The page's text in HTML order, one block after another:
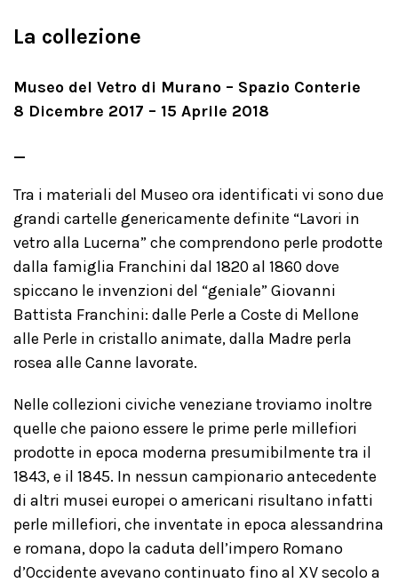
La collezione
Museo del Vetro di Murano – Spazio Conterie
8 Dicembre 2017 – 15 Aprile 2018
_
Tra i materiali del Museo ora identificati vi sono due
grandi cartelle genericamente definite “Lavori in
vetro alla Lucerna” che comprendono perle prodotte
dalla famiglia Franchini dal 1820 al 1860 dove
spiccano le invenzioni del “geniale” Giovanni
Battista Franchini: dalle Perle a Coste di Mellone
alle Perle in cristallo animate, dalla Madre perla
rosea alle Canne lavorate.
Nelle collezioni civiche veneziane troviamo inoltre
quelle che paiono essere le prime perle millefiori
prodotte in epoca moderna presumibilmente tra il
1843, e il 1845. In nessun campionario antecedente
di altri musei europei o americani risultano infatti
perle millefiori, che inventate in epoca alessandrina
e romana, dopo la caduta dell’impero Romano
d’Occidente avevano continuato fino al XV secolo a